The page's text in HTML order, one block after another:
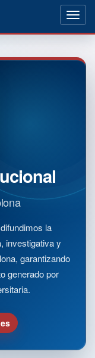
la
investigativa y
garantizando
generado por